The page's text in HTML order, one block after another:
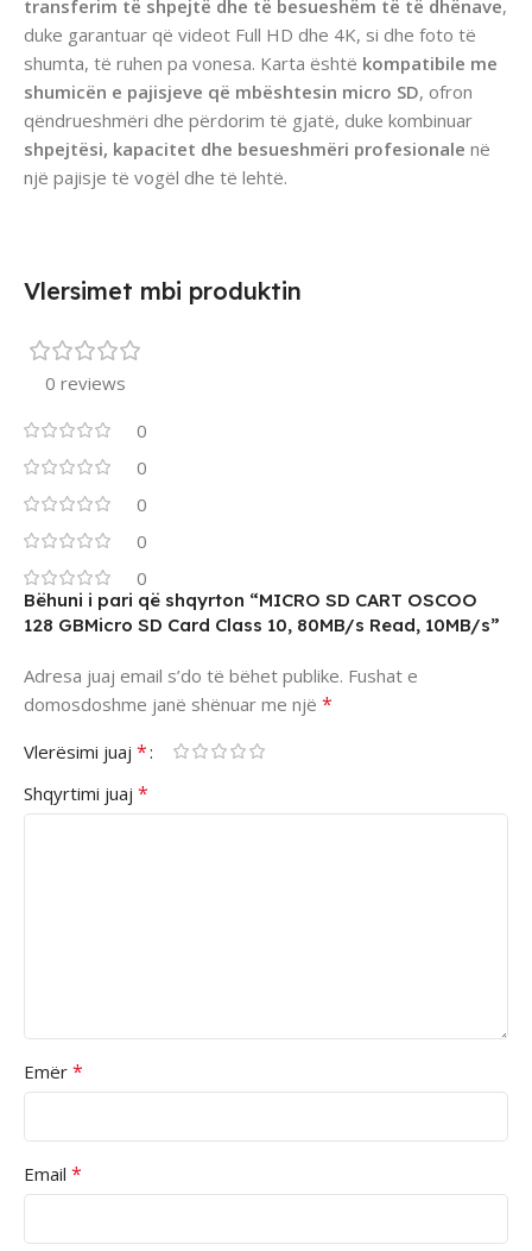
transferim të shpejtë dhe të besueshëm të të dhënave,
duke garantuar që videot Full HD dhe 4K, si dhe foto të
shumta, të ruhen pa vonesa. Karta është kompatibile me
shumicën e pajisjeve që mbështesin micro SD, ofron
qëndrueshmëri dhe përdorim të gjatë, duke kombinuar
shpejtësi, kapacitet dhe besueshmëri profesionale në
një pajisje të vogël dhe të lehtë.
Vlersimet mbi produktin
0 reviews
0
0
0
0
0
Bëhuni i pari që shqyrton “MICRO SD CART OSCOO
128 GBMicro SD Card Class 10, 80MB/s Read, 10MB/s”
Adresa juaj email s’do të bëhet publike. Fushat e
domosdoshme janë shënuar me një *
Vlerësimi juaj *
Shqyrtimi juaj *
Emër *
Email *